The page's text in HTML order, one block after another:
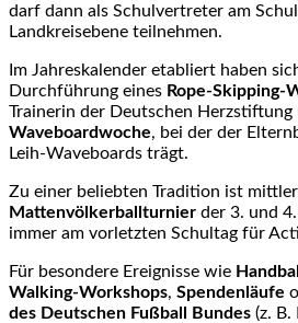
darf dann als Schulvertreter am
Landkreisebene teilnehmen.
Im Jahreskalender etabliert haben
Durchführung eines Rope-Skipping-
Trainerin der Deutschen Herzstiftung
Waveboardwoche, bei der der
Leih-Waveboards trägt.
Zu einer beliebten Tradition ist
Mattenvölkerballturnier der 3. und
immer am vorletzten Schultag für
Für besondere Ereignisse wie
Walking-Workshops, Spendenläufe
des Deutschen Fußball Bundes (z. B.